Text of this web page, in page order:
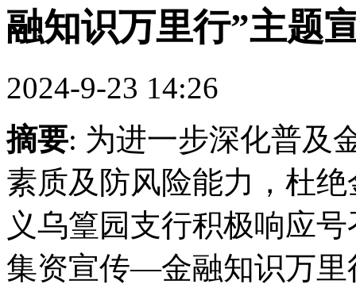
融知识万里行”主题
2024-9-23 14:26
摘要: 为进一步深化普及
素质及防风险能力，杜
义乌篁园支行积极响应
集资宣传—金融知识万里